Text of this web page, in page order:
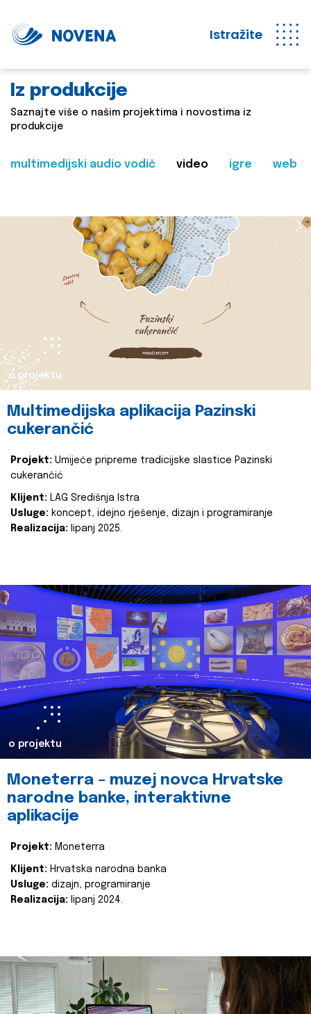
Istražite
Iz produkcije
Saznajte više o našim projektima i novostima iz
produkcije
multimedijski audio vodič video igre web
o projektu
Multimedijska aplikacija Pazinski
cukerančić
Projekt: Umijeće pripreme tradicijske slastice Pazinski
cukerančić
Klijent: LAG Središnja Istra
Usluge: koncept, idejno rješenje, dizajn i programiranje
Realizacija: lipanj 2025.
o projektu
Moneterra – muzej novca Hrvatske
narodne banke, interaktivne
aplikacije
Projekt: Moneterra
Klijent: Hrvatska narodna banka
Usluge: dizajn, programiranje
Realizacija: lipanj 2024.